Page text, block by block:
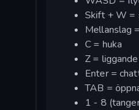
Skift + W =
Mellanslag
C = huka
Z = liggande
Enter =
TAB =
1 - 8